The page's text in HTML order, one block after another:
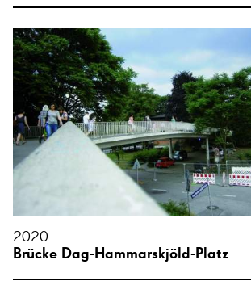
2020
Brücke Dag-Hammarskjöld-Platz